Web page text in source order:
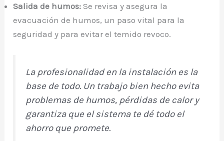
Salida de humos: Se revisa y asegura la
evacuación de humos, un paso vital para la
seguridad y para evitar el temido revoco.
La profesionalidad en la instalación es la
base de todo. Un trabajo bien hecho evita
problemas de humos, pérdidas de calor y
garantiza que el sistema te dé todo el
ahorro que promete.